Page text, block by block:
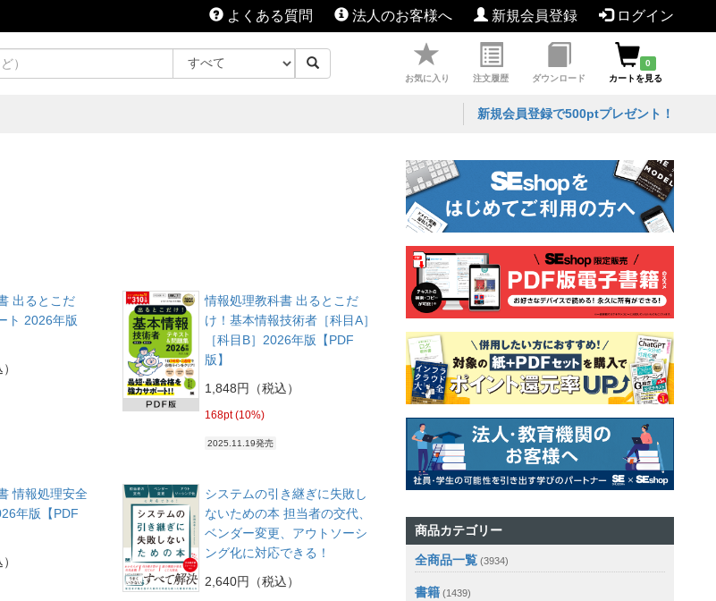
よくある質問 法人のお客様へ 新規会員登録 ログイン
お気に入り 注文履歴 ダウンロード
0
カートを見る
新規会員登録で500ptプレゼント！
出るとこだ
ト 2026年版
情報処理教科書 出るとこだ
け！基本情報技術者［科目A］
［科目B］2026年版【PDF
版】
1,848円（税込）
168pt (10%)
2025.11.19発売
情報処理安全
年版【PDF
システムの引き継ぎに失敗し
ないための本 担当者の交代、
ベンダー変更、アウトソーシ
ング化に対応できる！
2,640円（税込）
商品カテゴリー
全商品一覧 (3934)
書籍 (1439)